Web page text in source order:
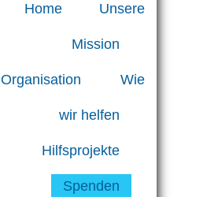
Home Unsere
Mission
Organisation Wie
wir helfen
Hilfsprojekte
Spenden